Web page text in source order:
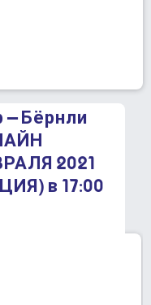
Бёрнли
2021
в 17:00